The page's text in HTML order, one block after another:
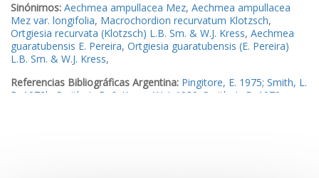
Sinónimos: Aechmea ampullacea Mez, Aechmea ampullacea
Mez var. longifolia, Macrochordion recurvatum Klotzsch,
Ortgiesia recurvata (Klotzsch) L.B. Sm. & W.J. Kress, Aechmea
guaratubensis E. Pereira, Ortgiesia guaratubensis (E. Pereira)
L.B. Sm. & W.J. Kress,
Referencias Bibliográficas Argentina: Pingitore, E. 1975; Smith, L.
B. 1972b
Smith, L. B. & Kress, W. J. 1989 Smith, L. B. 1979